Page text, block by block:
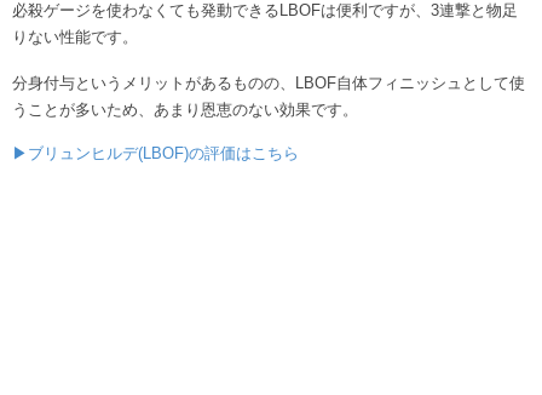
必殺ゲージを使わなくても発動できるLBOFは便利ですが、3連撃と物足
りない性能です。
分身付与というメリットがあるものの、LBOF自体フィニッシュとして使
うことが多いため、あまり恩恵のない効果です。
▶ブリュンヒルデ(LBOF)の評価はこちら